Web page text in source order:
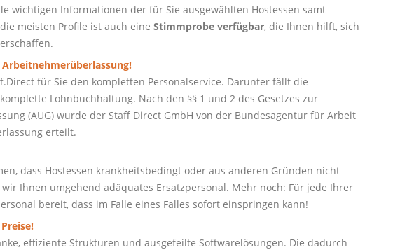
wichtigen Informationen der für Sie ausgewählten Hostessen samt
meisten Profile ist auch eine Stimmprobe verfügbar, die Ihnen hilft, sich
für Sie den kompletten Personalservice. Darunter fällt die
Lohnbuchhaltung. Nach den §§ 1 und 2 des Gesetzes zur
(AÜG) wurde der Staff Direct GmbH von der Bundesagentur für Arbeit
erteilt.
dass Hostessen krankheitsbedingt oder aus anderen Gründen nicht
Ihnen umgehend adäquates Ersatzpersonal. Mehr noch: Für jede Ihrer
bereit, dass im Falle eines Falles sofort einspringen kann!
effiziente Strukturen und ausgefeilte Softwarelösungen. Die dadurch